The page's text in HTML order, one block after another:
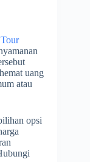
uang
atau
opsi